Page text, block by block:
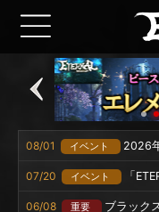
08/01 イベント 2026
07/20 イベント 「
06/08 重要 ブラック